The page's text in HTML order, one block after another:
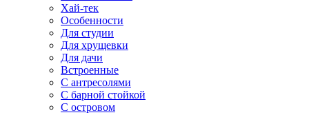
Хай-тек
Особенности
Для студии
Для хрущевки
Для дачи
Встроенные
С антресолями
С барной стойкой
С островом